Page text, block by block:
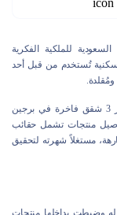
للملكية الفكرية
تُستخدم من قبل أحد
وأوضحت وزارة التجارة، أن مشهور "سناب شات" استأجر 3 شقق فاخرة في برجين
منتجات تشمل حقائب
مستغلاً شهرته لتحقيق